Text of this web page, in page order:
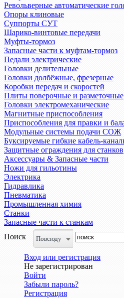
Револьверные автоматические
Опоры клиновые
Суппорты СУТ
Шарико-винтовые передачи
Муфты-тормоз
Запасные части к муфтам-тормоз
Педали электрические
Головки делительные
Головки долбёжные, фрезерные
Коробки передач и скоростей
Плиты поверочные и разметочные
Головки электромеханические
Магнитные приспособления
Приспособления для правки и
Модульные системы подачи СОЖ
Буксируемые гибкие кабель-
Защитные ограждения для станков
Аксессуары & Запасные части
Ножи для гильотины
Электрика
Гидравлика
Пневматика
Промышленная химия
Станки
Запасные части к станкам
Поиск
Повсюду
Вход или регистрация
Не зарегистрирован
Войти
Забыли пароль?
Регистрация